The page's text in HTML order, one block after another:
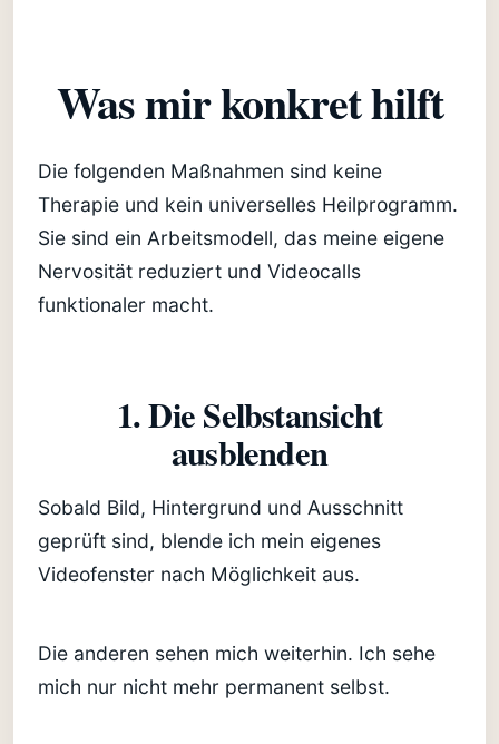
Was mir konkret hilft
Die folgenden Maßnahmen sind keine
Therapie und kein universelles Heilprogramm.
Sie sind ein Arbeitsmodell, das meine eigene
Nervosität reduziert und Videocalls
funktionaler macht.
1. Die Selbstansicht
ausblenden
Sobald Bild, Hintergrund und Ausschnitt
geprüft sind, blende ich mein eigenes
Videofenster nach Möglichkeit aus.
Die anderen sehen mich weiterhin. Ich sehe
mich nur nicht mehr permanent selbst.